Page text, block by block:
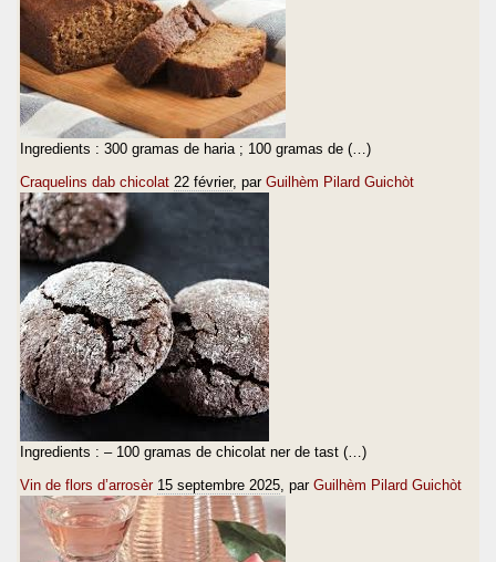
Ingredients : 300 gramas de haria ; 100 gramas de (…)
Craquelins dab chicolat 22 février, par Guilhèm Pilard Guichòt
Ingredients : – 100 gramas de chicolat ner de tast (…)
Vin de flors d’arrosèr 15 septembre 2025 , par Guilhèm Pilard Guichòt